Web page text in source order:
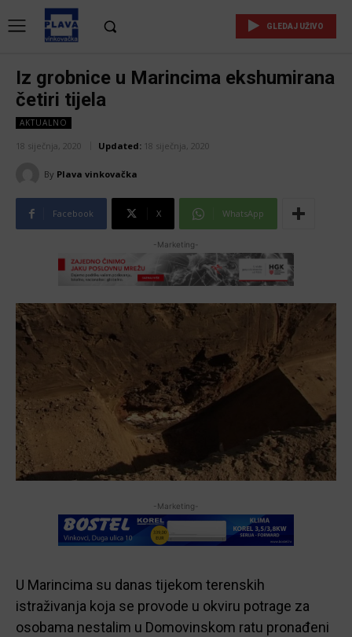
GLEDAJ UŽIVO
Iz grobnice u Marincima ekshumirana
četiri tijela
AKTUALNO
18 siječnja, 2020 Updated: 18 siječnja, 2020
By Plava vinkovačka
Facebook X WhatsApp
-Marketing-
-Marketing-
U Marincima su danas tijekom terenskih
istraživanja koja se provode u okviru potrage za
osobama nestalim u Domovinskom ratu pronađeni